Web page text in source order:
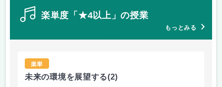
楽単度「★4以上」の授業
もっとみる
楽単
未来の環境を展望する(2)